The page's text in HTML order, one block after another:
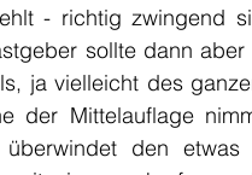
- richtig zwingend
sollte dann
ja vielleicht des
der Mittelauflage
den